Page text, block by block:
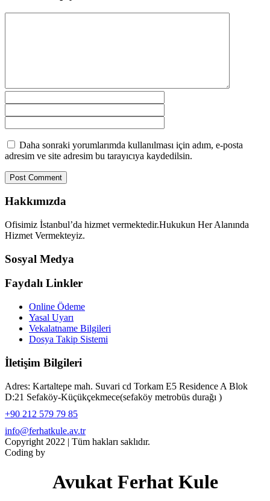
Daha sonraki yorumlarımda kullanılması için adım, e-posta
adresim ve site adresim bu tarayıcıya kaydedilsin.
Hakkımızda
Ofisimiz İstanbul’da hizmet vermektedir.Hukukun Her Alanında
Hizmet Vermekteyiz.
Sosyal Medya
Faydalı Linkler
Online Ödeme
Yasal Uyarı
Vekalatname Bilgileri
Dosya Takip Sistemi
İletişim Bilgileri
Adres: Kartaltepe mah. Suvari cd Torkam E5 Residence A Blok
D:21 Sefaköy-Küçükçekmece(sefaköy metrobüs durağı )
+90 212 579 79 85
info@ferhatkule.av.tr
Copyright 2022 | Tüm hakları saklıdır.
Coding by
Avukat Ferhat Kule